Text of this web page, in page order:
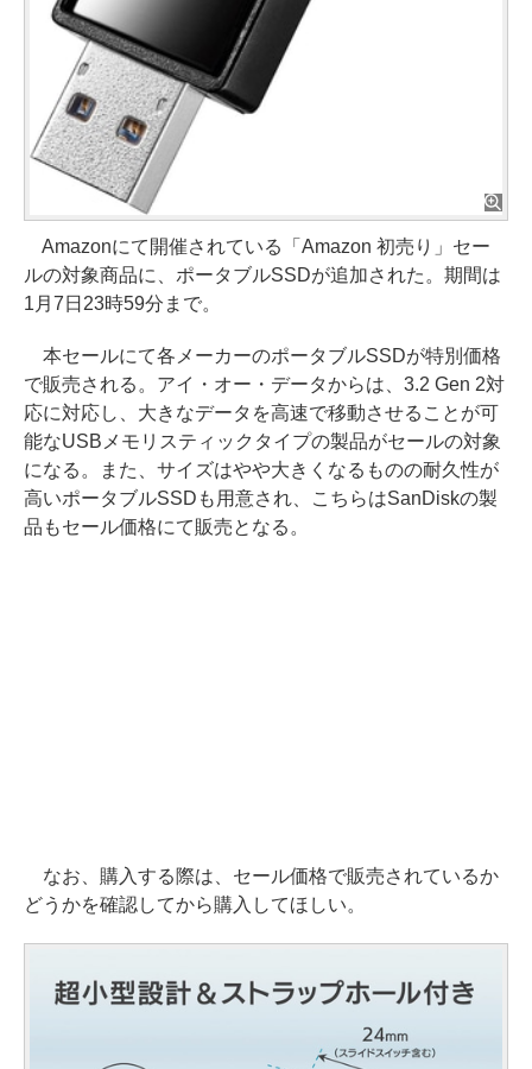
Amazonにて開催されている「Amazon 初売り」セー
ルの対象商品に、ポータブルSSDが追加された。期間は
1月7日23時59分まで。
本セールにて各メーカーのポータブルSSDが特別価格
で販売される。アイ・オー・データからは、3.2 Gen 2対
応に対応し、大きなデータを高速で移動させることが可
能なUSBメモリスティックタイプの製品がセールの対象
になる。また、サイズはやや大きくなるものの耐久性が
高いポータブルSSDも用意され、こちらはSanDiskの製
品もセール価格にて販売となる。
なお、購入する際は、セール価格で販売されているか
どうかを確認してから購入してほしい。